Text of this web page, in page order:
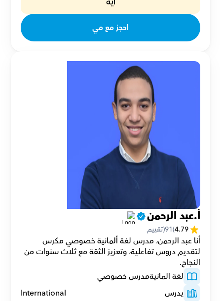
احجز مع مي
أ.عبد الرحمن
4.79
(
91(تقييم
النجاح.
لغة المانيةمدرس خصوصي
يدرس
International